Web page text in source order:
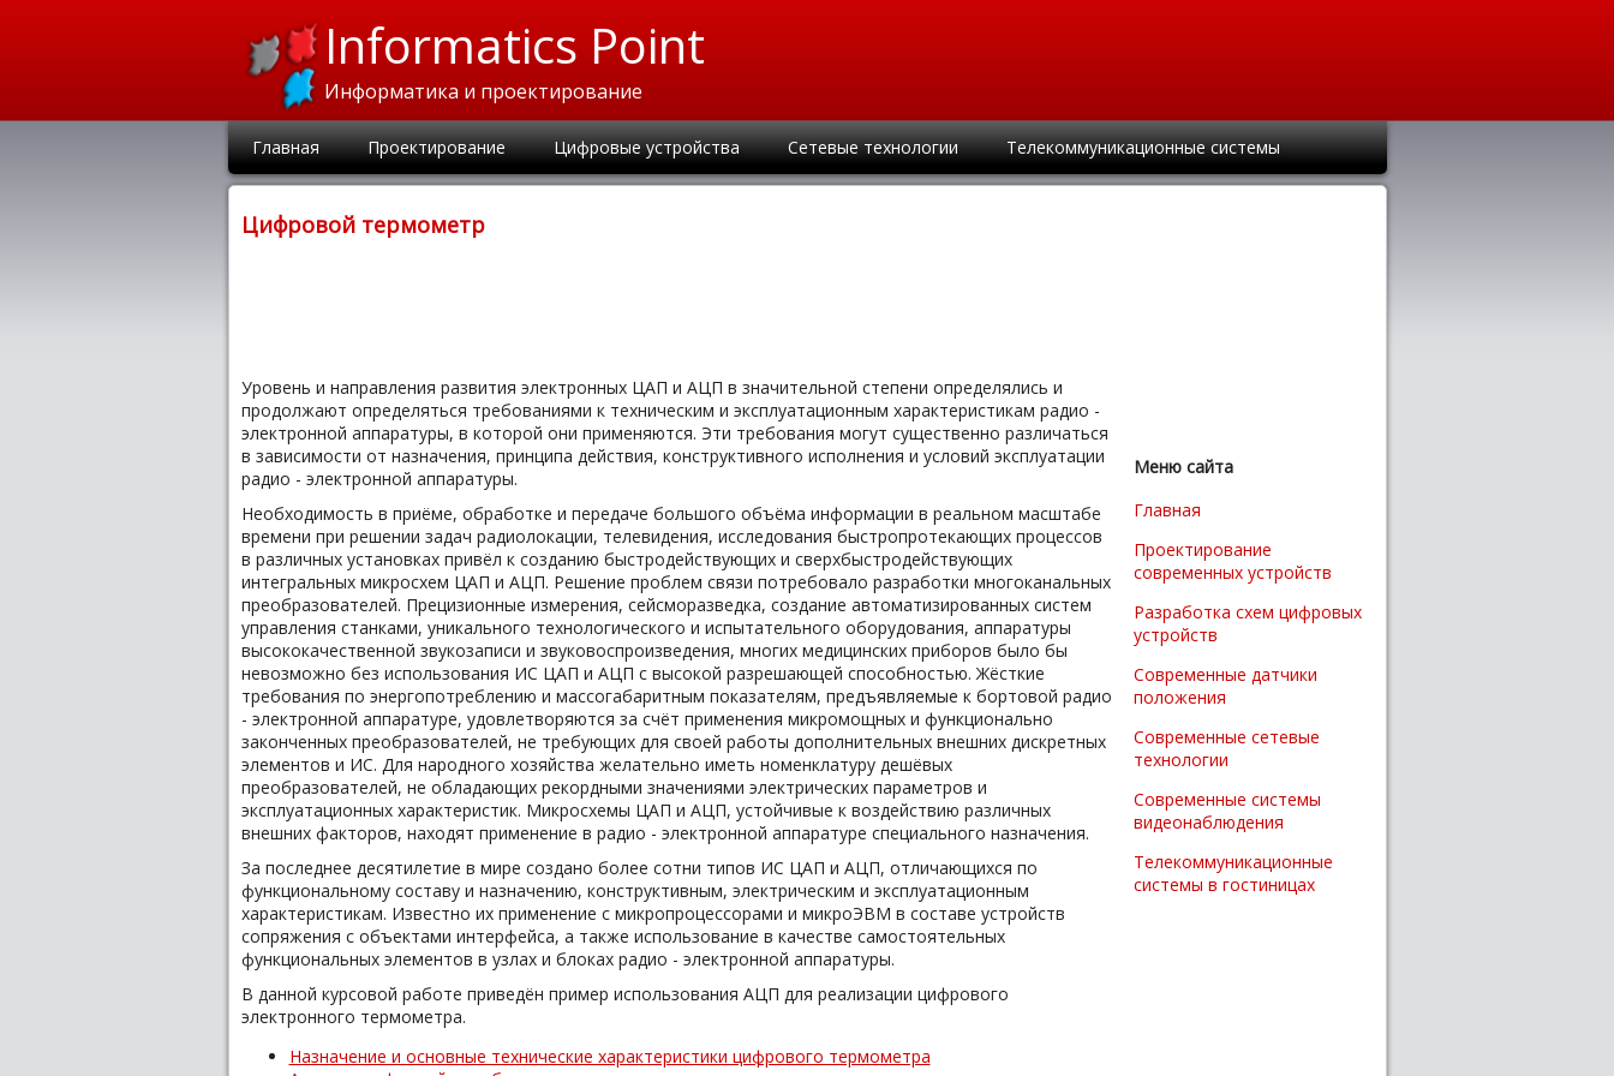
Informatics Point
Информатика и проектирование
Главная Проектирование Цифровые устройства Сетевые технологии Телекоммуникационные системы
Цифровой термометр
Уровень и направления развития электронных ЦАП и АЦП в значительной степени определялись и
продолжают определяться требованиями к техническим и эксплуатационным характеристикам радио -
электронной аппаратуры, в которой они применяются. Эти требования могут существенно различаться
в зависимости от назначения, принципа действия, конструктивного исполнения и условий эксплуатации
радио - электронной аппаратуры.
Необходимость в приёме, обработке и передаче большого объёма информации в реальном масштабе
времени при решении задач радиолокации, телевидения, исследования быстропротекающих процессов
в различных установках привёл к созданию быстродействующих и сверхбыстродействующих
интегральных микросхем ЦАП и АЦП. Решение проблем связи потребовало разработки многоканальных
преобразователей. Прецизионные измерения, сейсморазведка, создание автоматизированных систем
управления станками, уникального технологического и испытательного оборудования, аппаратуры
высококачественной звукозаписи и звуковоспроизведения, многих медицинских приборов было бы
невозможно без использования ИС ЦАП и АЦП с высокой разрешающей способностью. Жёсткие
требования по энергопотреблению и массогабаритным показателям, предъявляемые к бортовой радио
- электронной аппаратуре, удовлетворяются за счёт применения микромощных и функционально
законченных преобразователей, не требующих для своей работы дополнительных внешних дискретных
элементов и ИС. Для народного хозяйства желательно иметь номенклатуру дешёвых
преобразователей, не обладающих рекордными значениями электрических параметров и
эксплуатационных характеристик. Микросхемы ЦАП и АЦП, устойчивые к воздействию различных
внешних факторов, находят применение в радио - электронной аппаратуре специального назначения.
За последнее десятилетие в мире создано более сотни типов ИС ЦАП и АЦП, отличающихся по
функциональному составу и назначению, конструктивным, электрическим и эксплуатационным
характеристикам. Известно их применение с микропроцессорами и микроЭВМ в составе устройств
сопряжения с объектами интерфейса, а также использование в качестве самостоятельных
функциональных элементов в узлах и блоках радио - электронной аппаратуры.
В данной курсовой работе приведён пример использования АЦП для реализации цифрового
электронного термометра.
Назначение и основные технические характеристики цифрового термометра
Меню сайта
Главная
Проектирование
современных устройств
Разработка схем цифровых
устройств
Современные датчики
положения
Современные сетевые
технологии
Современные системы
видеонаблюдения
Телекоммуникационные
системы в гостиницах